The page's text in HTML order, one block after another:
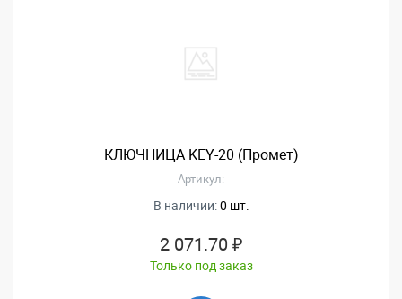
КЛЮЧНИЦА KEY-20 (Промет)
Артикул:
В наличии:0 шт.
2 071.70 ₽
Только под заказ